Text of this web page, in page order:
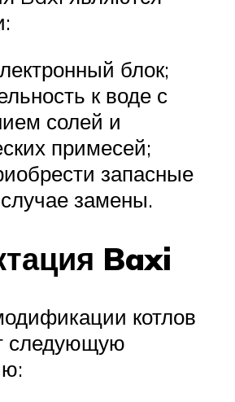
блок;
к воде с
солей и
примесей;
запасные
замены.
Baxi
котлов
следующую